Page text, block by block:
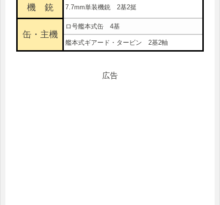
機 銃 7.7mm単装機銃 2基2挺
缶・主機
ロ号艦本式缶 4基
艦本式ギアード・タービン 2基2軸
広告